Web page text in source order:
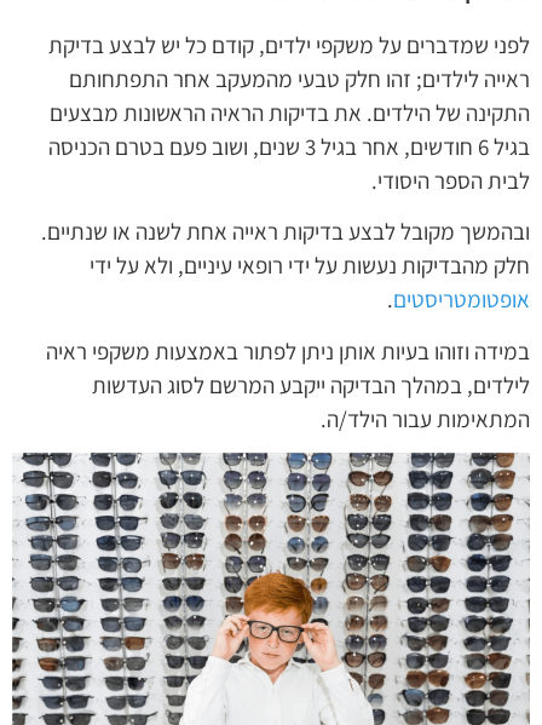
לפני שמדברים על משקפי ילדים, קודם כל יש לבצע בדיקת
ראייה לילדים; זהו חלק טבעי מהמעקב אחר התפתחותם
התקינה של הילדים. את בדיקות הראיה הראשונות מבצעים
בגיל 6 חודשים, אחר בגיל 3 שנים, ושוב פעם בטרם הכניסה
לבית הספר היסודי.
ובהמשך מקובל לבצע בדיקות ראייה אחת לשנה או שנתיים.
חלק מהבדיקות נעשות על ידי רופאי עיניים, ולא על ידי
אופטומטריסטים.
במידה וזוהו בעיות אותן ניתן לפתור באמצעות משקפי ראיה
לילדים, במהלך הבדיקה ייקבע המרשם לסוג העדשות
המתאימות עבור הילד/ה.